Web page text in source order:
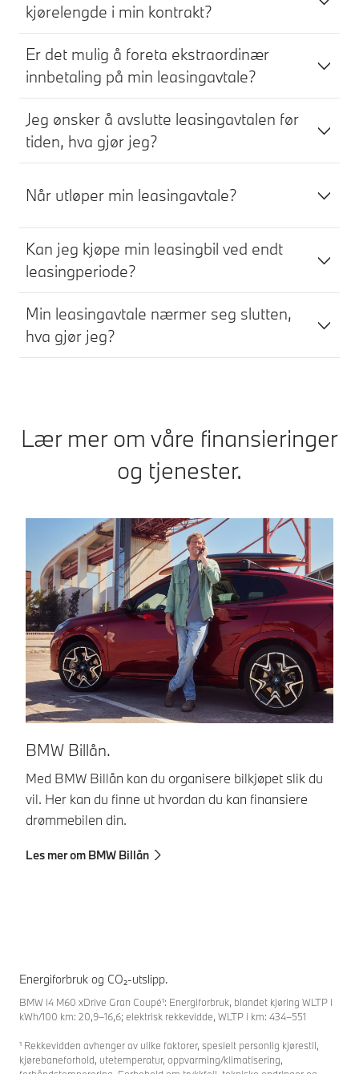
kjørelengde i min kontrakt?
Er det mulig å foreta ekstraordinær
innbetaling på min leasingavtale?
Jeg ønsker å avslutte leasingavtalen før
tiden, hva gjør jeg?
Når utløper min leasingavtale?
Kan jeg kjøpe min leasingbil ved endt
leasingperiode?
Min leasingavtale nærmer seg slutten,
hva gjør jeg?
Lær mer om våre finansieringer
og tjenester.
BMW Billån.
Med BMW Billån kan du organisere bilkjøpet slik du
vil. Her kan du finne ut hvordan du kan finansiere
drømmebilen din.
Les mer om BMW Billån
Energiforbruk og CO₂-utslipp.
BMW i4 M60 xDrive Gran Coupé¹: Energiforbruk, blandet kjøring WLTP i
kWh/100 km: 20,9–16,6; elektrisk rekkevidde, WLTP i km: 434–551
¹ Rekkevidden avhenger av ulike faktorer, spesielt personlig kjørestil,
kjørebaneforhold, utetemperatur, oppvarming/klimatisering,